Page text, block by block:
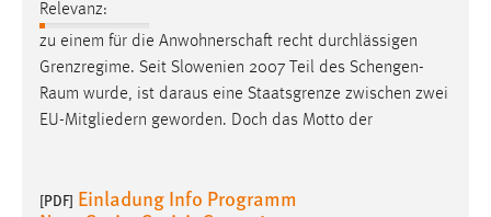
Relevanz:
zu einem für die Anwohnerschaft recht durchlässigen
Grenzregime. Seit Slowenien 2007 Teil des Schengen-
Raum wurde, ist daraus eine Staatsgrenze zwischen zwei
EU-Mitgliedern geworden. Doch das Motto der
[PDF] Einladung Info Programm
Google Ads
Name:
_gcl_au